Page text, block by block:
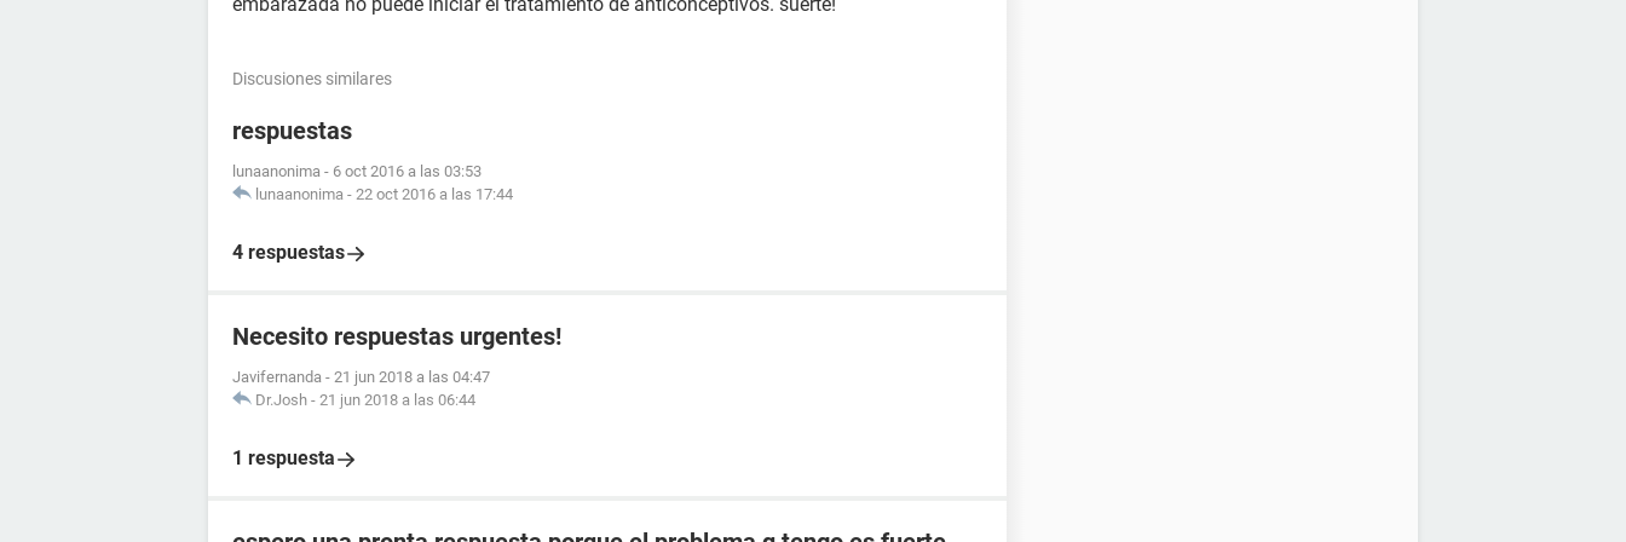
Discusiones similares
respuestas
lunaanonima - 6 oct 2016 a las 03:53
lunaanonima - 22 oct 2016 a las 17:44
4 respuestas
Necesito respuestas urgentes!
Javifernanda - 21 jun 2018 a las 04:47
Dr.Josh - 21 jun 2018 a las 06:44
1 respuesta